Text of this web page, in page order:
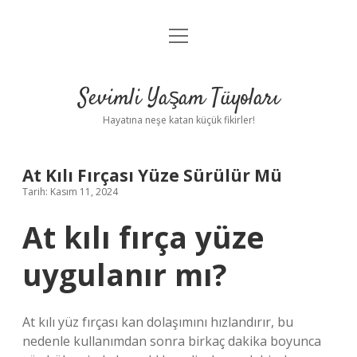
Anasayfa
Yasal Uyarı
menüyü
Sevimli Yaşam Tüyoları
Hayatına neşe katan küçük fikirler!
At Kılı Fırçası Yüze Sürülür Mü
Tarih: Kasım 11, 2024
At kılı fırça yüze
uygulanır mı?
At kılı yüz fırçası kan dolaşımını hızlandırır, bu
nedenle kullanımdan sonra birkaç dakika boyunca